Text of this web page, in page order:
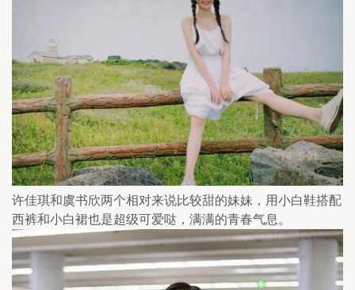
许佳琪和虞书欣两个相对来说比较甜的妹妹，用小白鞋搭配
西裤和小白裙也是超级可爱哒，满满的青春气息。